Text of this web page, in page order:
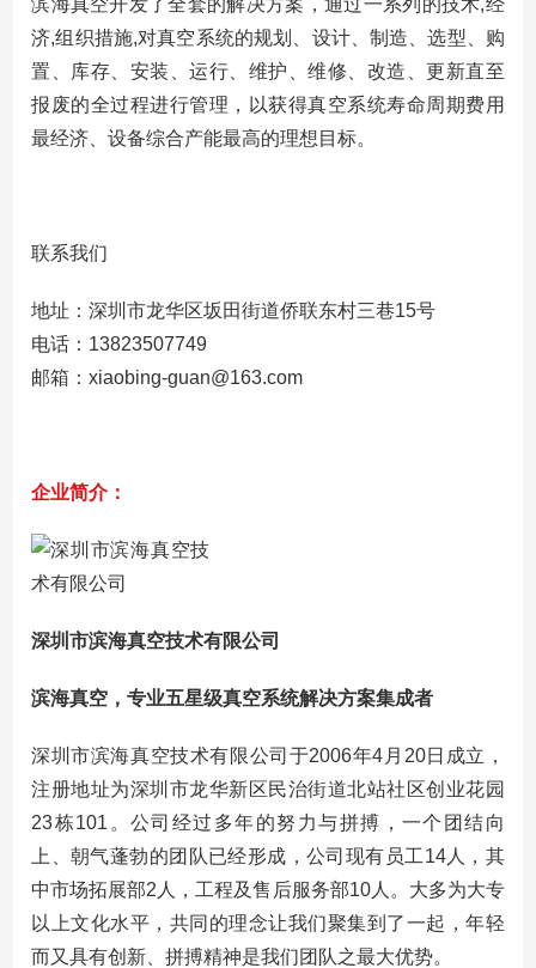
滨海真空开发了全套的解决方案，通过一系列的技术,经
济,组织措施,对真空系统的规划、设计、制造、选型、购
置、库存、安装、运行、维护、维修、改造、更新直至
报废的全过程进行管理，以获得真空系统寿命周期费用
最经济、设备综合产能最高的理想目标。
联系我们
地址：深圳市龙华区坂田街道侨联东村三巷15号
电话：13823507749
邮箱：xiaobing-guan@163.com
企业简介：
深圳市滨海真空技术有限公司
滨海真空，专业五星级真空系统解决方案集成者
深圳市滨海真空技术有限公司于2006年4月20日成立，
注册地址为深圳市龙华新区民治街道北站社区创业花园
23栋101。公司经过多年的努力与拼搏，一个团结向
上、朝气蓬勃的团队已经形成，公司现有员工14人，其
中市场拓展部2人，工程及售后服务部10人。大多为大专
以上文化水平，共同的理念让我们聚集到了一起，年轻
而又具有创新、拼搏精神是我们团队之最大优势。